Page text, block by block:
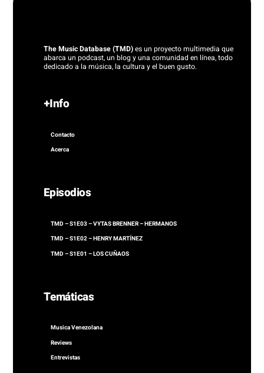
The Music Database(TMD)es un proyecto multimedia que
abarca un podcast, un blog y una comunidad en línea, todo
dedicado a la música, la cultura y el buen gusto.
+Info
Contacto
Acerca
Episodios
TMD – S1E03 – VYTAS BRENNER – HERMANOS
TMD – S1E02 – HENRY MARTÍNEZ
TMD – S1E01 – LOS CUÑAOS
Temáticas
Musica Venezolana
Reviews
Entrevistas